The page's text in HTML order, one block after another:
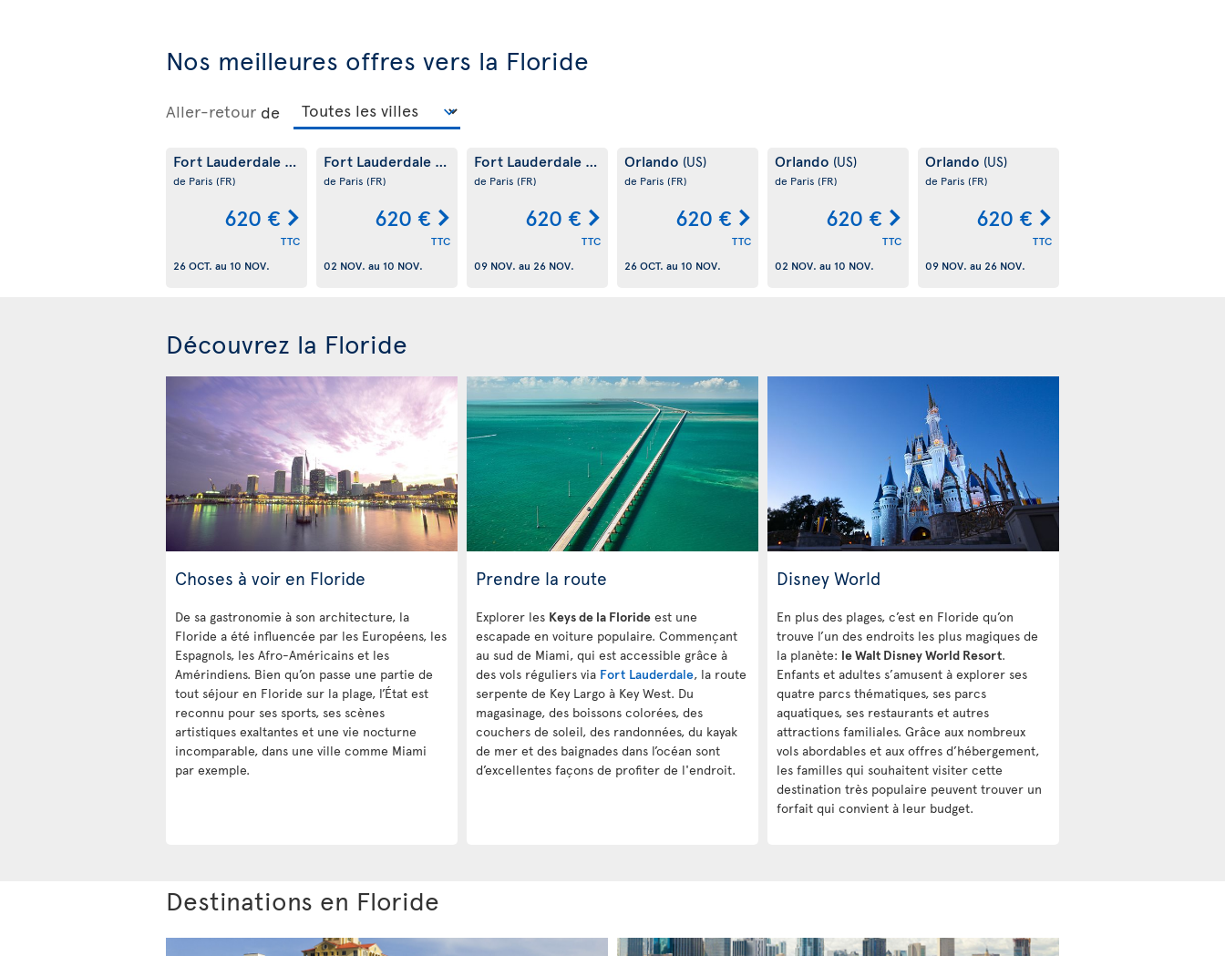
Nos meilleures offres vers la Floride
Aller-retour de
Fort Lauderdale (US)
de Paris (FR)
620 €
TTC
26 OCT. au 10 NOV.
Fort Lauderdale (US)
de Paris (FR)
620 €
TTC
02 NOV. au 10 NOV.
Fort Lauderdale (US)
de Paris (FR)
620 €
TTC
09 NOV. au 26 NOV.
Orlando (US)
de Paris (FR)
620 €
TTC
26 OCT. au 10 NOV.
Orlando (US)
de Paris (FR)
620 €
TTC
02 NOV. au 10 NOV.
Orlando (US)
de Paris (FR)
620 €
TTC
09 NOV. au 26 NOV.
Découvrez la Floride
Choses à voir en Floride
De sa gastronomie à son architecture, la
Floride a été influencée par les Européens, les
Espagnols, les Afro-Américains et les
Amérindiens. Bien qu’on passe une partie de
tout séjour en Floride sur la plage, l’État est
reconnu pour ses sports, ses scènes
artistiques exaltantes et une vie nocturne
incomparable, dans une ville comme Miami
par exemple.
Prendre la route
Explorer les Keys de la Floride est une
escapade en voiture populaire. Commençant
au sud de Miami, qui est accessible grâce à
des vols réguliers via Fort Lauderdale, la route
serpente de Key Largo à Key West. Du
magasinage, des boissons colorées, des
couchers de soleil, des randonnées, du kayak
de mer et des baignades dans l’océan sont
d’excellentes façons de profiter de l'endroit.
Disney World
En plus des plages, c’est en Floride qu’on
trouve l’un des endroits les plus magiques de
la planète: le Walt Disney World Resort.
Enfants et adultes s’amusent à explorer ses
quatre parcs thématiques, ses parcs
aquatiques, ses restaurants et autres
attractions familiales. Grâce aux nombreux
vols abordables et aux offres d’hébergement,
les familles qui souhaitent visiter cette
destination très populaire peuvent trouver un
forfait qui convient à leur budget.
Destinations en Floride